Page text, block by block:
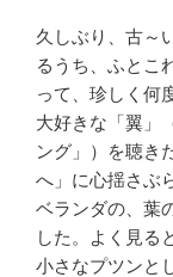
久しぶり、古～
るうち、ふとこ
って、珍しく何
大好きな「翼」
ング」）を聴き
へ」に心揺さぶ
ベランダの、葉
した。よく見る
小さなプツンと